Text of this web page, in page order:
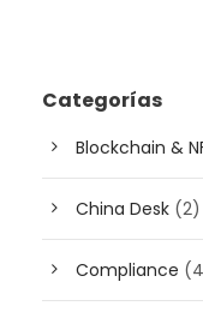
Categorías
Blockchain &
China Desk (2)
Compliance